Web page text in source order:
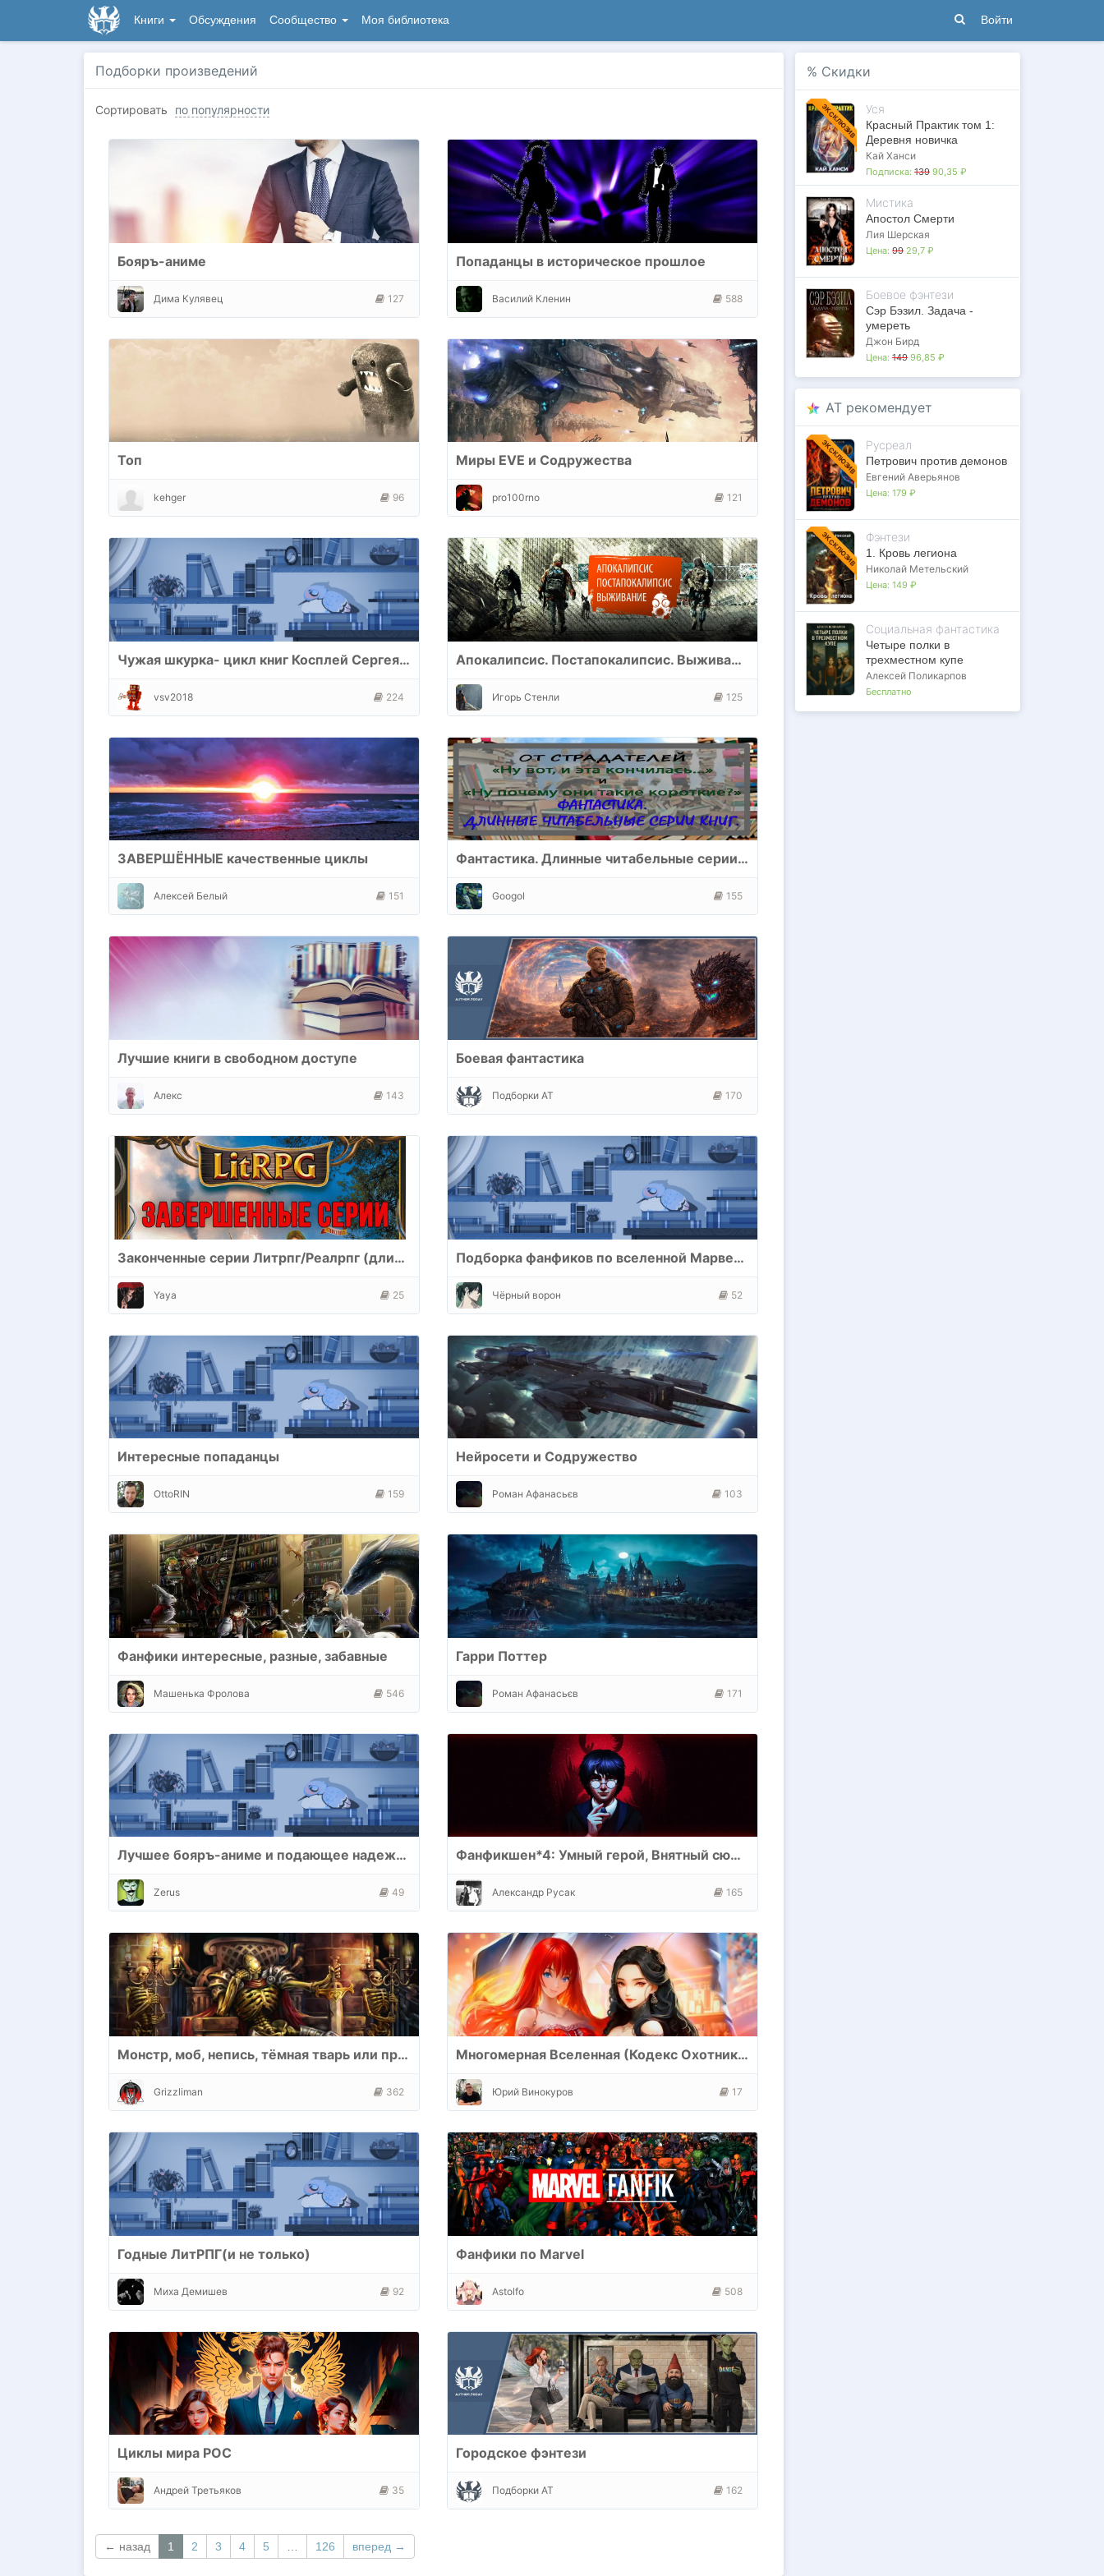
Книги Обсуждения Сообщество Моя библиотека Войти
Подборки произведений
Сортировать по популярности
Бояръ-аниме
Дима Кулявец 127
Попаданцы в историческое прошлое
Василий Кленин 588
Топ
kehger 96
Миры EVE и Содружества
pro100rno 121
Чужая шкурка- цикл книг Косплей Сергея Юркина+фанфики+нечто (отдаленно?ИМХО) похожее..
vsv2018 224
Апокалипсис. Постапокалипсис. Выживание
Игорь Стенли 125
ЗАВЕРШЁННЫЕ качественные циклы
Алексей Белый 151
Фантастика. Длинные читабельные серии книг.(Сайфай, Фентези, ЛитРПГ, Попаданцы, Постапокалипсис, тд)
Googol 155
Лучшие книги в свободном доступе
Алекс 143
Боевая фантастика
Подборки АТ 170
Законченные серии Литрпг/Реалрпг (длинные)
Yaya 25
Подборка фанфиков по вселенной Марвел-11
Чёрный ворон 52
Интересные попаданцы
OttoRIN 159
Нейросети и Содружество
Роман Афанасьєв 103
Фанфики интересные, разные, забавные
Машенька Фролова 546
Гарри Поттер
Роман Афанасьєв 171
Лучшее бояръ-аниме и подающее надежды
Zerus 49
Фанфикшен*4: Умный герой, Внятный сюжет, Проработанный мир, Литературный текст.
Александр Русак 165
Монстр, моб, непись, тёмная тварь или просто владыка подземелья
Grizzliman 362
Многомерная Вселенная (Кодекс Охотника и не только)
Юрий Винокуров 17
Годные ЛитРПГ(и не только)
Миха Демишев 92
Фанфики по Marvel
Astolfo 508
Циклы мира РОС
Андрей Третьяков 35
Городское фэнтези
Подборки АТ 162
← назад 1 2 3 4 5 126 вперед →
% Скидки
ЭКСКЛЮЗИВ Уся
Красный Практик том 1:
Деревня новичка
Кай Ханси
Подписка: 139 90,35 ₽
Мистика
Апостол Смерти
Лия Шерская
Цена: 99 29,7 ₽
Боевое фэнтези
Сэр Бэзил. Задача -
умереть
Джон Бирд
Цена: 149 96,85 ₽
AT рекомендует
ЭКСКЛЮЗИВ Русреал
Петрович против демонов
Евгений Аверьянов
Цена: 179 ₽
ЭКСКЛЮЗИВ Фэнтези
1. Кровь легиона
Николай Метельский
Цена: 149 ₽
Социальная фантастика
Четыре полки в
трехместном купе
Алексей Поликарпов
Бесплатно